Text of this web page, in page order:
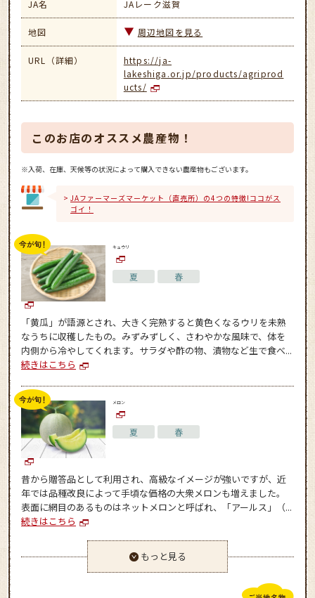
JA名 JAレーク滋賀
地図 周辺地図を見る
URL（詳細）
https://ja-
lakeshiga.or.jp/products/agriprod
ucts/
このお店のオススメ農産物！
※入荷、在庫、天候等の状況によって購入できない農産物もございます。
JAファーマーズマーケット（直売所）の4つの特徴!ココがス
ゴイ！
キュウリ
夏 春
「黄瓜」が語源とされ、大きく完熟すると黄色くなるウリを未熟
なうちに収穫したもの。みずみずしく、さわやかな風味で、体を
内側から冷やしてくれます。サラダや酢の物、漬物など生で食べ...
続きはこちら
メロン
夏 春
昔から贈答品として利用され、高級なイメージが強いですが、近
年では品種改良によって手頃な価格の大衆メロンも増えました。
表面に網目のあるものはネットメロンと呼ばれ、「アールス」（...
続きはこちら
もっと見る